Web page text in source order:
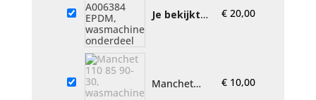
Je bekijkt
wasmachine
€20,00
Manchet
€10,00